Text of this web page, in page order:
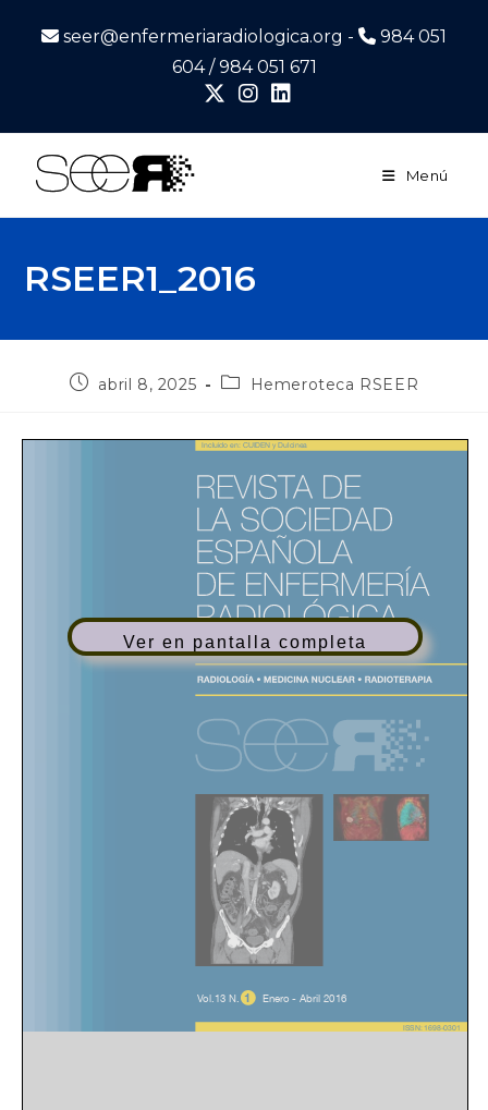
seer@enfermeriaradiologica.org -
984 051
604 / 984 051 671
Menú
RSEER1_2016
abril 8, 2025 Hemeroteca RSEER
Ver en pantalla completa